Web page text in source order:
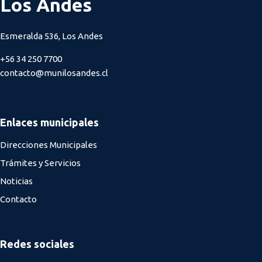
Los Andes
Esmeralda 536, Los Andes
+56 34 250 7700
contacto@munilosandes.cl
Enlaces municipales
Direcciones Municipales
Trámites y Servicios
Noticias
Contacto
Redes sociales